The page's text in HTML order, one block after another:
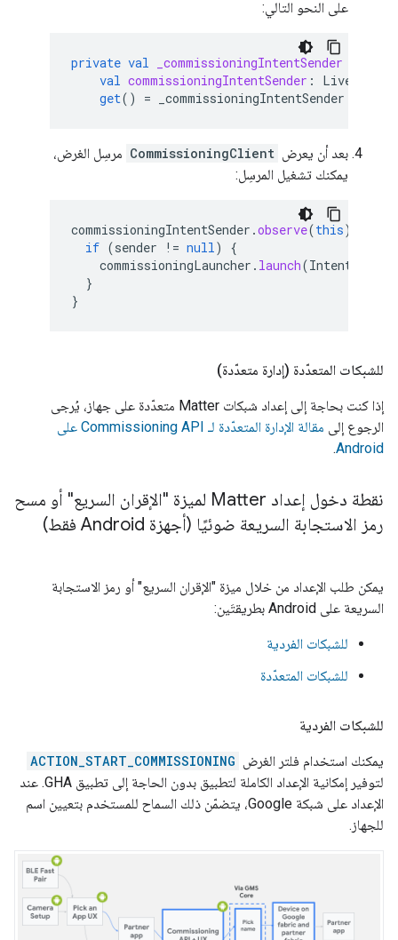
على النحو التالي:
private val _commissioningIntentSender
val commissioningIntentSender :
get() = _commissioningIntentSender
بعد أن يعرض CommissioningClient مرسِل الغرض،
يمكنك تشغيل المرسِل:
commissioningIntentSender .observe(this)
if (sender != null)
{
commissioningLauncher . launch(
}
}
للشبكات المتعدّدة (إدارة متعدّدة)
إذا كنت بحاجة إلى إعداد شبكات Matter متعدّدة على جهاز، يُرجى
الرجوع إلى
مقالة الإدارة المتعدّدة لـ Commissioning API على
Android
.
نقطة دخول إعداد Matter لميزة "الإقران السريع" أو مسح
رمز الاستجابة السريعة ضوئيًا (أجهزة Android فقط)
يمكن طلب الإعداد من خلال ميزة "الإقران السريع" أو رمز الاستجابة
السريعة على Android بطريقتَين:
للشبكات الفردية
للشبكات المتعدّدة
للشبكات الفردية
يمكنك استخدام فلتر الغرض ACTION_START_COMMISSIONING
لتوفير إمكانية الإعداد الكاملة لتطبيق بدون الحاجة إلى تطبيق GHA. عند
الإعداد على شبكة Google، يتضمّن ذلك السماح للمستخدم بتعيين اسم
للجهاز.